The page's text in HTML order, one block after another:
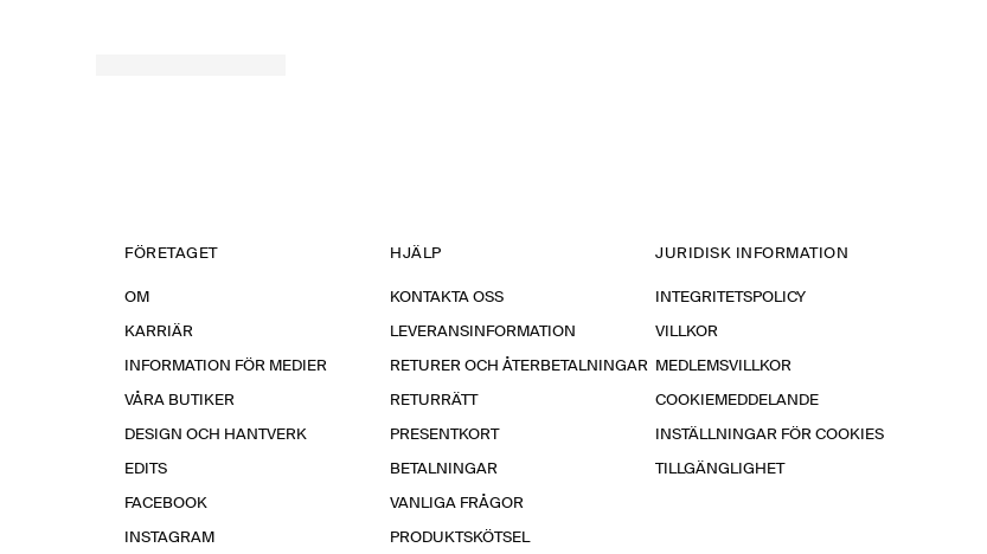
FÖRETAGET
OM
KARRIÄR
INFORMATION FÖR MEDIER
VÅRA BUTIKER
DESIGN OCH HANTVERK
EDITS
FACEBOOK
INSTAGRAM
HJÄLP
KONTAKTA OSS
LEVERANSINFORMATION
RETURER OCH ÅTERBETALNINGAR
RETURRÄTT
PRESENTKORT
BETALNINGAR
VANLIGA FRÅGOR
PRODUKTSKÖTSEL
JURIDISK INFORMATION
INTEGRITETSPOLICY
VILLKOR
MEDLEMSVILLKOR
COOKIEMEDDELANDE
INSTÄLLNINGAR FÖR COOKIES
TILLGÄNGLIGHET